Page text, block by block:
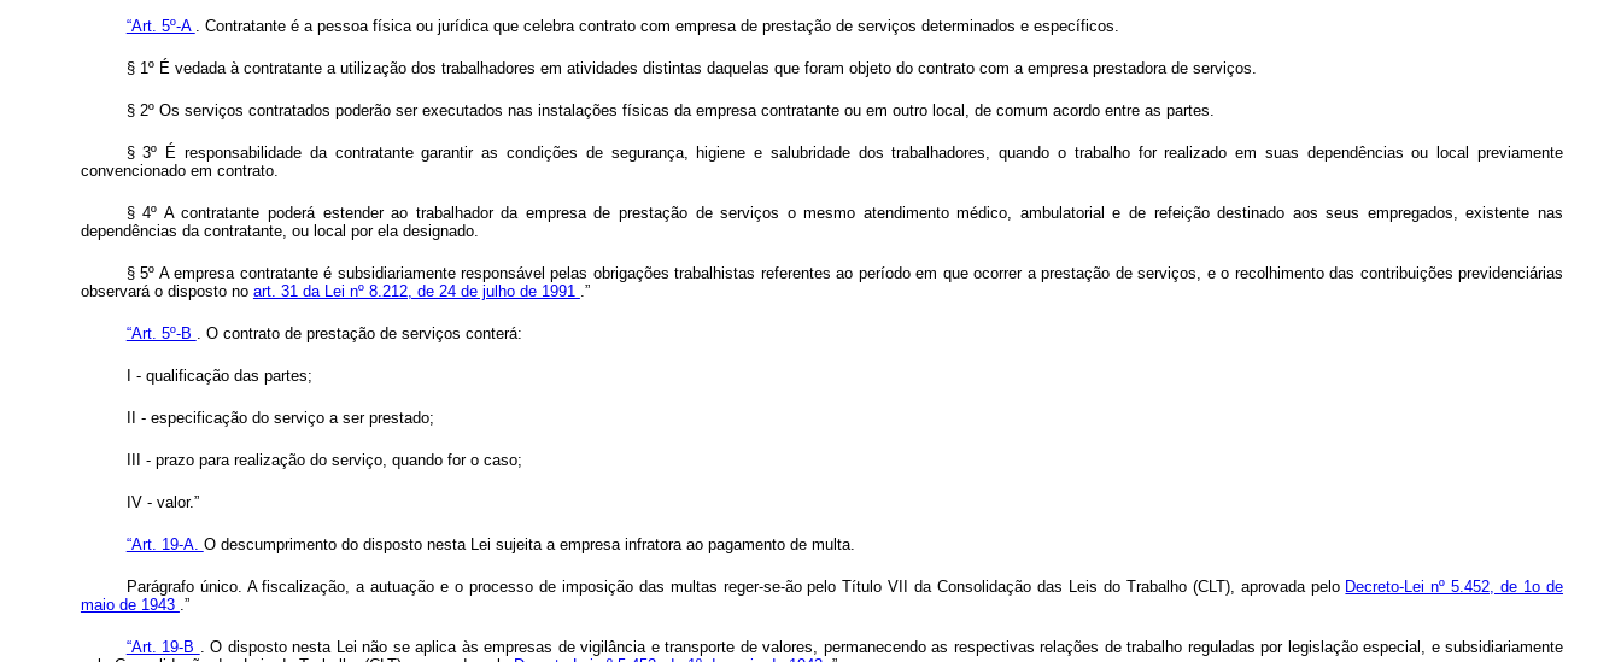
“Art. 5º-A . Contratante é a pessoa física ou jurídica que celebra contrato com empresa de prestação de serviços determinados e específicos.
§ 1º É vedada à contratante a utilização dos trabalhadores em atividades distintas daquelas que foram objeto do contrato com a empresa prestadora de serviços.
§ 2º Os serviços contratados poderão ser executados nas instalações físicas da empresa contratante ou em outro local, de comum acordo entre as partes.
§ 3º É responsabilidade da contratante garantir as condições de segurança, higiene e salubridade dos trabalhadores, quando o trabalho for realizado em suas dependências ou local previamente
convencionado em contrato.
§ 4º A contratante poderá estender ao trabalhador da empresa de prestação de serviços o mesmo atendimento médico, ambulatorial e de refeição destinado aos seus empregados, existente nas
dependências da contratante, ou local por ela designado.
§ 5º A empresa contratante é subsidiariamente responsável pelas obrigações trabalhistas referentes ao período em que ocorrer a prestação de serviços, e o recolhimento das contribuições previdenciárias
observará o disposto no art. 31 da Lei nº 8.212, de 24 de julho de 1991 .”
“Art. 5º-B . O contrato de prestação de serviços conterá:
I - qualificação das partes;
II - especificação do serviço a ser prestado;
III - prazo para realização do serviço, quando for o caso;
IV - valor.”
“Art. 19-A. O descumprimento do disposto nesta Lei sujeita a empresa infratora ao pagamento de multa.
Parágrafo único. A fiscalização, a autuação e o processo de imposição das multas reger-se-ão pelo Título VII da Consolidação das Leis do Trabalho (CLT), aprovada pelo Decreto-Lei nº 5.452, de 1o de
maio de 1943 .”
“Art. 19-B . O disposto nesta Lei não se aplica às empresas de vigilância e transporte de valores, permanecendo as respectivas relações de trabalho reguladas por legislação especial, e subsidiariamente